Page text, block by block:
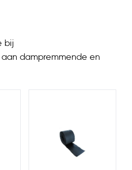
bij
dampremmende en
hebt.